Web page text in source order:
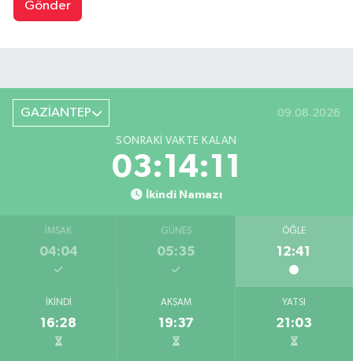
Gönder
GAZİANTEP 09.08.2026
SONRAKI VAKTE KALAN
03:14:11
İkindi Namazı
İMSAK
04:04
GÜNEŞ
05:35
ÖĞLE
12:41
İKINDI
16:28
AKŞAM
19:37
YATSI
21:03